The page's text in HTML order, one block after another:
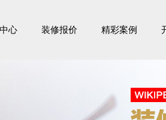
心 装修报价 精彩案例